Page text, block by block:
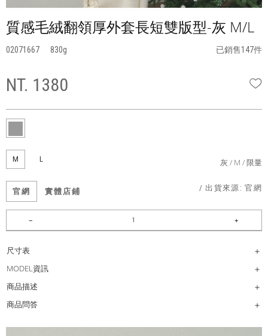
質感毛絨翻領厚外套長短雙版型-灰 M/L
02071667 830 已銷售147件
NT. 1380
M L 灰 M 限量
官網 實體店鋪 / 出貨來源:官網
尺寸表
MODEL資訊
商品描述
商品問答